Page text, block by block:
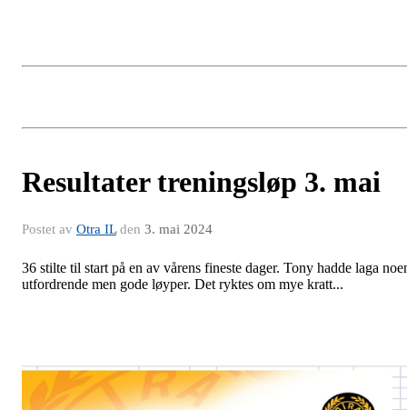
Resultater treningsløp 3. mai
Postet av Otra ILden 3. mai 2024
36 stilte til start på en av vårens fineste dager. Tony hadde laga
utfordrende men gode løyper. Det ryktes om mye kratt...